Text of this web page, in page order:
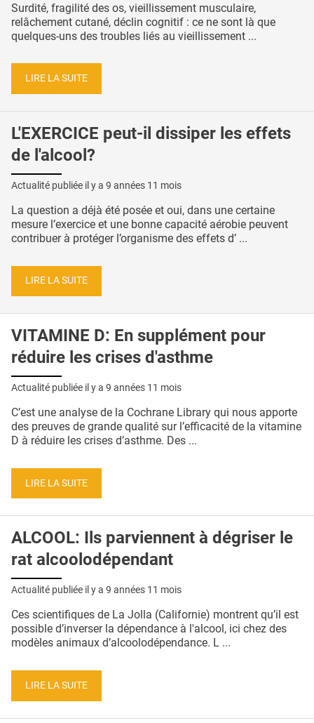
Surdité, fragilité des os, vieillissement musculaire,
relâchement cutané, déclin cognitif : ce ne sont là que
quelques-uns des troubles liés au vieillissement ...
LIRE LA SUITE
L'EXERCICE peut-il dissiper les effets
de l'alcool?
Actualité publiée il y a 9 années 11 mois
La question a déjà été posée et oui, dans une certaine
mesure l’exercice et une bonne capacité aérobie peuvent
contribuer à protéger l’organisme des effets d’ ...
LIRE LA SUITE
VITAMINE D: En supplément pour
réduire les crises d'asthme
Actualité publiée il y a 9 années 11 mois
C’est une analyse de la Cochrane Library qui nous apporte
des preuves de grande qualité sur l’efficacité de la vitamine
D à réduire les crises d’asthme. Des ...
LIRE LA SUITE
ALCOOL: Ils parviennent à dégriser le
rat alcoolodépendant
Actualité publiée il y a 9 années 11 mois
Ces scientifiques de La Jolla (Californie) montrent qu’il est
possible d’inverser la dépendance à l'alcool, ici chez des
modèles animaux d’alcoolodépendance. L ...
LIRE LA SUITE